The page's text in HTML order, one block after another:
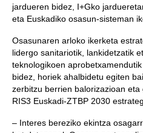
jardueren bidez, I+Gko
eta Euskadiko osasun-sisteman
Osasunaren arloko ikerketa
lidergo sanitariotik, lankidetzatik
teknologikoen
bidez, horiek ahalbidetu egiten
zerbitzu berrien balorizazioan eta
RIS3 Euskadi-ZTBP 2030
– Interes bereziko ekintza